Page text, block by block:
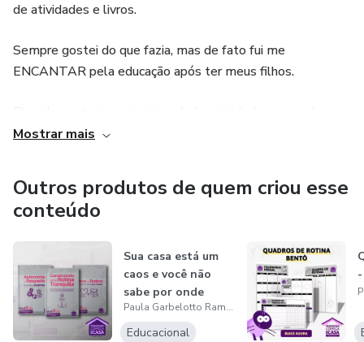
de atividades e livros.
Sempre gostei do que fazia, mas de fato fui me
ENCANTAR pela educação após ter meus filhos.
desenvolvimento e hoje me sinto completamente grata
Agora, percebo que a educação não tem receita certa, mas
tem temperos que não podem faltar.
Dia após dia, aprendo cresço e reconheço que não sei nada,
perto do Todo que existe em sua prática.
Mostrar mais
Outros produtos de quem criou esse
conteúdo
Sua casa está um
caos e você não
sabe por onde
começar?
Paula Garbelotto Ramos Forster
Educacional